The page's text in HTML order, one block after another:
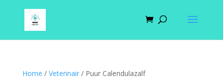
Home / Veterinair/ Puur Calendulazalf